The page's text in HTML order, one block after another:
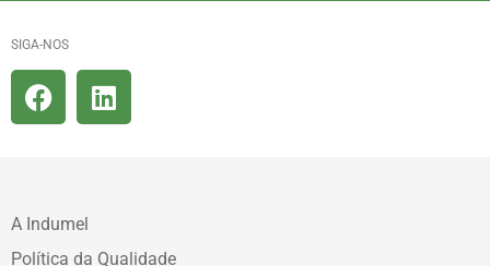
SIGA-NOS
A Indumel
Política da Qualidade